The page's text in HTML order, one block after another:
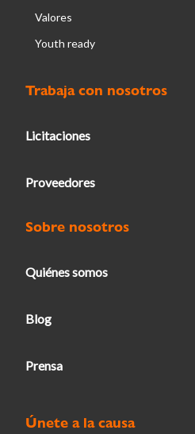
Valores
Youth ready
Trabaja con nosotros
Licitaciones
Proveedores
Sobre nosotros
Quiénes somos
Blog
Prensa
Únete a la causa